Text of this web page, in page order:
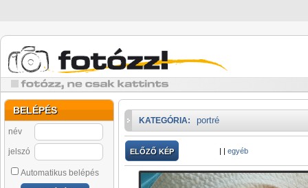
BELÉPÉS
név
jelszó
Automatikus belépés
KATEGÓRIA: portré
ELŐZŐ KÉP | | egyéb